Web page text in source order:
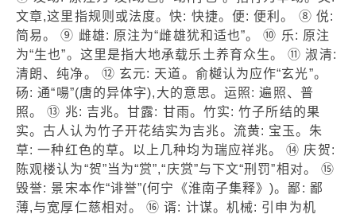
文章,这里指规则或法度。快: 快捷。便: 便利。 ⑧ 侻:
简易。 ⑨ 雌雄: 原注为“雌雄犹和适也”。 ⑩ 乐: 原注
为“生也”。这里是指大地承载乐土养育众生。 ⑪ 淑清:
清朗、纯净。 ⑫ 玄元: 天道。俞樾认为应作“玄光”。
砀: 通“啺”(唐的异体字),大的意思。运照: 遍照、普
照。 ⑬ 兆: 吉兆。甘露: 甘雨。竹实: 竹子所结的果
实。古人认为竹子开花结实为吉兆。流黄: 宝玉。朱
草: 一种红色的草。以上几种均为瑞应祥兆。 ⑭ 庆贺:
陈观楼认为“贺”当为“赏”,“庆赏”与下文“刑罚”相对。 ⑮
毁誉: 景宋本作“诽誉”(何宁《淮南子集释》)。鄙: 鄙
薄,与宽厚仁慈相对。 ⑯ 谞: 计谋。机械: 引申为机